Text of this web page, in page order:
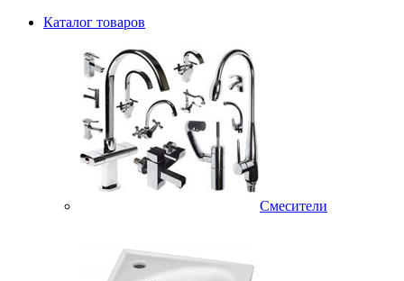
Каталог товаров
Смесители